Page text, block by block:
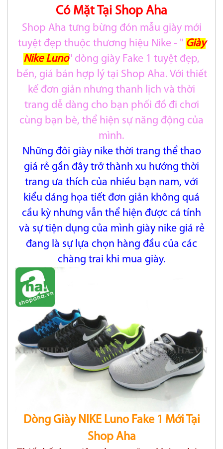
Có Mặt Tại Shop Aha
Shop Aha tưng bừng đón mẫu giày mới
tuyệt đẹp thuộc thương hiệu Nike - " Giày
Nike Luno" dòng giày Fake 1 tuyệt đẹp,
bền, giá bán hợp lý tại Shop Aha. Với thiết
kế đơn giản nhưng thanh lịch và thời
trang dễ dàng cho bạn phối đồ đi chơi
cùng bạn bè, thể hiện sự năng động của
mình.
Những đôi giày nike thời trang thể thao
giá rẻ gần đây trở thành xu hướng thời
trang ưa thích của nhiều bạn nam, với
kiểu dáng họa tiết đơn giản không quá
cầu kỳ nhưng vẫn thể hiện được cá tính
và sự tiện dụng của mình giày nike giá rẻ
đang là sự lựa chọn hàng đầu của các
chàng trai khi mua giày.
Dòng Giày NIKE Luno Fake 1 Mới Tại
Shop Aha